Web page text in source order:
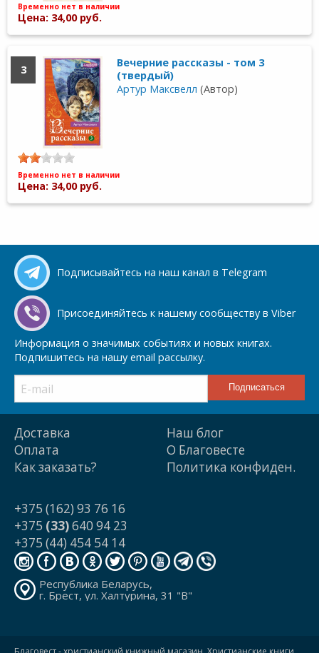
Временно нет в наличии
Цена: 34,00 руб.
3
Вечерние рассказы - том 3
(твердый)
Артур Максвелл (Автор)
Временно нет в наличии
Цена: 34,00 руб.
Подписывайтесь на наш канал в Telegram
Присоединяйтесь к нашему сообществу в Viber
Информация о значимых событиях и новых книгах.
Подпишитесь на нашу email рассылку.
Доставка
Оплата
Как заказать?
Наш блог
О Благовесте
Политика конфиден.
+375 (162) 93 76 16
+375 (33)640 94 23
+375 (44) 454 54 14
Республика Беларусь,
г. Брест, ул. Халтурина, 31 "В"